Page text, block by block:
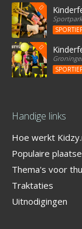
SPORTIEF
SPORTIEF
Handige links
Hoe werkt
Populaire
Thema's voor
Traktaties
Uitnodigingen